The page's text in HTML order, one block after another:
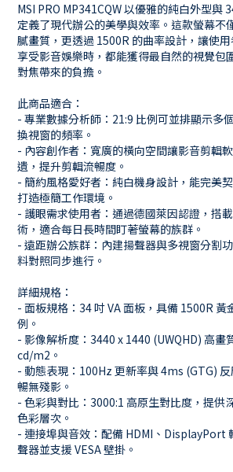
MSI PRO MP341CQW 以優雅的純白外型與
定義了現代辦公的美學與效率。這款螢幕不
膩畫質，更透過 1500R 的曲率設計，讓使
享受影音娛樂時，都能獲得最自然的視覺包
對焦帶來的負擔。
此商品適合：
- 專業數據分析師：21:9 比例可並排顯示多
換視窗的頻率。
- 內容創作者：寬廣的橫向空間讓影音剪輯
遺，提升剪輯流暢度。
- 簡約風格愛好者：純白機身設計，能完美
打造極簡工作環境。
- 護眼需求使用者：通過德國萊因認證，搭
術，適合每日長時間盯著螢幕的族群。
- 遠距辦公族群：內建揚聲器與多視窗分割
料對照同步進行。
詳細規格：
- 面板規格：34 吋 VA 面板，具備 1500R 黃
例。
- 影像解析度：3440 x 1440 (UWQHD) 高畫
cd/m2。
- 動態表現：100Hz 更新率與 4ms (GTG)
暢無殘影。
- 色彩與對比：3000:1 高原生對比度，提供
色彩層次。
- 連接埠與音效：配備 HDMI、DisplayPort
聲器並支援 VESA 壁掛。